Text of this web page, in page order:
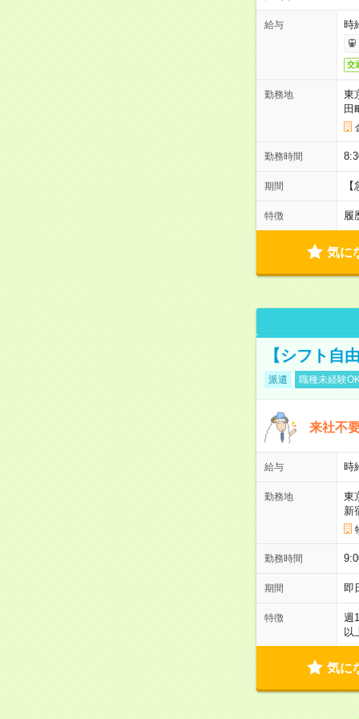
給与 時
交
勤務地
東
田
勤務時間
期間
特徴 履
気に
【シフト自
派遣 職種未経験
来社不
給与 時
勤務地
東
新
勤務時間
期間 即
特徴
週
以
気に